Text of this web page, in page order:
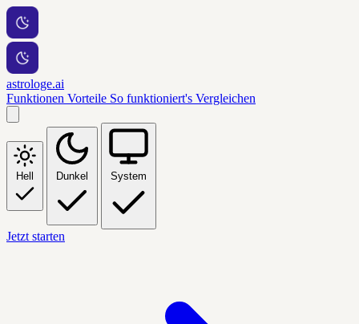
astrologe.ai
Funktionen Vorteile So funktioniert's Vergleichen
Hell Dunkel System
Jetzt starten